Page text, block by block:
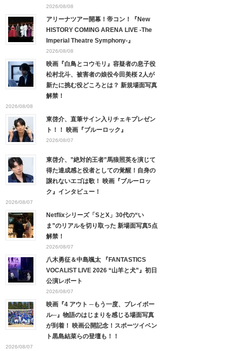
2026/08/08
アリーナツアー開幕！帝コン！『New
HISTORY COMING ARENA LIVE -The
Imperial Theatre Symphony-』
2026/08/08
映画『白鳥とコウモリ』容疑者の息子役
松村北斗、被害者の娘役今田美桜 2人が
新たに挑む役どころとは？ 新規場面写真
解禁！
2026/08/08
東啓介、直筆サイン入りチェキプレゼン
ト！！ 映画『ブルーロック』
2026/08/07
東啓介、”絶対的王者”馬狼照英を演じて
得た達成感と役者としての覚醒！自身の
譲れないエゴは歌！ 映画『ブルーロッ
ク』インタビュー！
2026/08/07
Netflixシリーズ「SとX」30代の“い
ま”のリアルを切り取った 新場面写真5点
解禁！
2026/08/07
八木勇征＆中島颯太 『FANTASTICS
VOCALIST LIVE 2026 “山羊と犬”』初日
公演レポート
2026/08/07
映画『4 アウト ─もう一度、プレイボー
ル─』物語のはじまりを感じる場面写真
が到着！ 映画公開記念！スポーツイベン
ト黒島結菜らの登壇も！！
2026/08/07